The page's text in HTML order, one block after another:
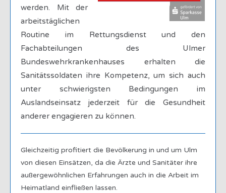
werden. Mit der
arbeitstäglichen
Routine im Rettungsdienst und den
Fachabteilungen des Ulmer
Bundeswehrkrankenhauses erhalten die
Sanitätssoldaten ihre Kompetenz, um sich auch
unter schwierigsten Bedingungen im
Auslandseinsatz jederzeit für die Gesundheit
anderer engagieren zu können.
Gleichzeitig profitiert die Bevölkerung in und um Ulm
von diesen Einsätzen, da die Ärzte und Sanitäter ihre
außergewöhnlichen Erfahrungen auch in die Arbeit im
Heimatland einfließen lassen.